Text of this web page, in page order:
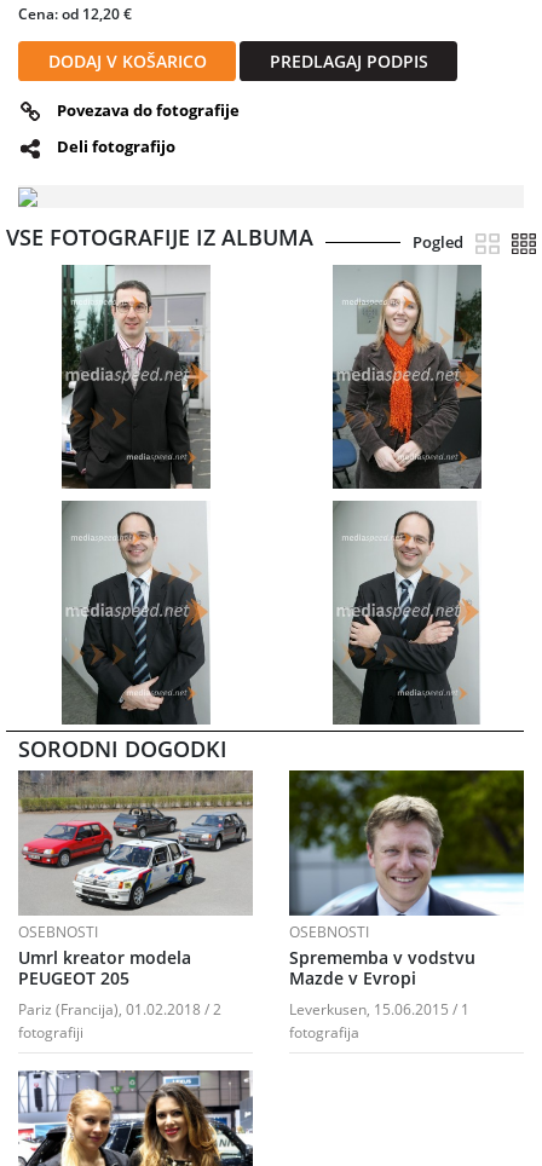
Cena: od 12,20 €
DODAJ V KOŠARICO PREDLAGAJ PODPIS
Povezava do fotografije
Deli fotografijo
VSE FOTOGRAFIJE IZ ALBUMA Pogled
SORODNI DOGODKI
OSEBNOSTI
Umrl kreator modela
PEUGEOT 205
Pariz (Francija), 01.02.2018 / 2
fotografiji
OSEBNOSTI
Sprememba v vodstvu
Mazde v Evropi
Leverkusen, 15.06.2015 / 1
fotografija